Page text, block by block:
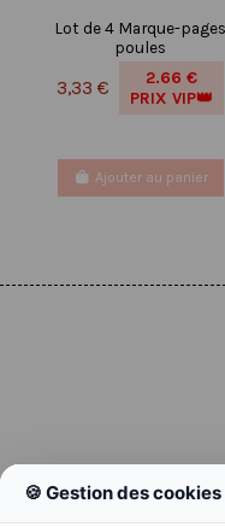
Lot de 4 Marque-pages
poules
3,33 €
2.66 €
PRIX VIP👑
Ajouter au panier
🍪 Gestion des cookies